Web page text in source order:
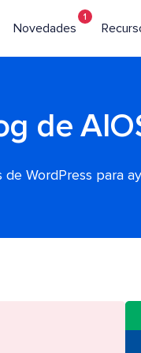
Novedades
1
de
de WordPress para